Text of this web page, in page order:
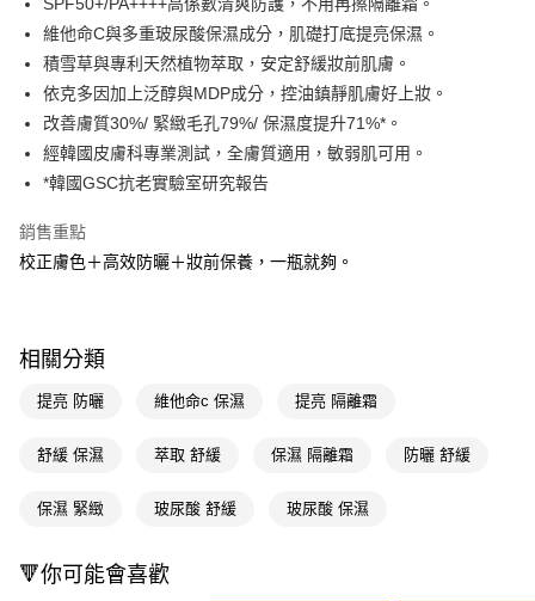
Apple Pay
街口支付
悠遊付
Google Pay
AFTEE先享後付
【關於「AFTEE先享後付」】
AFTEE先享後付是「在收到商品之後才付款」的支付方式。 讓您購物簡單
３．安心：先確認商品／服務後，再付款。
【「AFTEE先享後付」結帳流程】
２．訂單成立數日內，您將收到繳費通知簡訊。
ATM／網路銀行／等多元方式進行付款，方視為交易完成。
後付繳納相關費用。
※ 交易是否成功請以「AFTEE先享後付 」之結帳頁面顯示為準，若有關於
即享券
全家取貨付款
每筆NT$65，滿NT$390(含以上)免運費
萊爾富取貨付款
付款後萊爾富取貨
維他命C與多重玻尿酸保濕成分，肌礎打底提亮保濕。
積雪草與專利天然植物萃取，安定舒緩妝前肌膚。
依克多因加上泛醇與MDP成分，控油鎮靜肌膚好上妝。
改善膚質30%/ 緊緻毛孔79%/ 保濕度提升71%*。
經韓國皮膚科專業測試，全膚質適用，敏弱肌可用。
*韓國GSC抗老實驗室研究報告
銷售重點
校正膚色＋高效防曬＋妝前保養，一瓶就夠。
相關分類
提亮 防曬 維他命c 保濕 提亮 隔離霜
舒緩 保濕 萃取 舒緩 保濕 隔離霜 防曬 舒緩
保濕 緊緻 玻尿酸 舒緩 玻尿酸 保濕
🔻你可能會喜歡